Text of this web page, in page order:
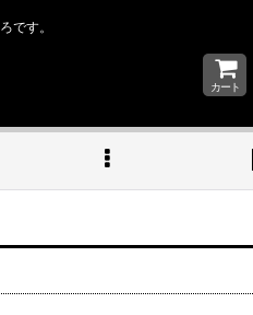
です。
カート